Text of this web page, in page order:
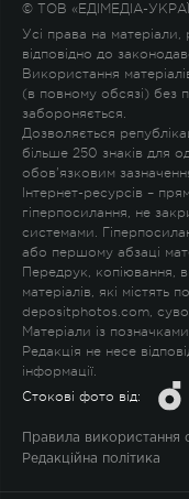
© ТОВ «ЕДІМЕДІА-
Усі права на
відповідно до
Використання
(в повному обсязі) без
забороняється.
Дозволяється
більше 250 знаків для
обов'язковим
Інтернет-ресурсів –
гіперпосилання, не
системами.
або першому абзаці
Передрук, копіювання,
матеріалів, які
depositphotos.com,
Матеріали із позначками
Редакція не несе
інформації.
Стокові фото від:
Правила використання
Редакційна політика